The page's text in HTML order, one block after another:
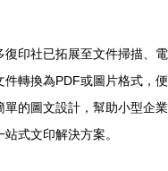
印社已拓展至文件掃描、電
轉換為PDF或圖片格式，便
的圖文設計，幫助小型企業
式文印解決方案。